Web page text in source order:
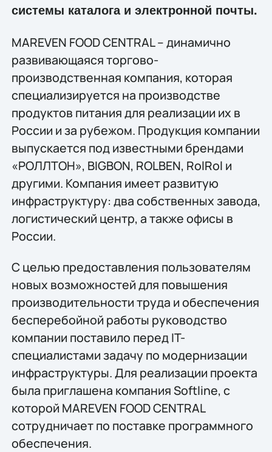
системы каталога и электронной почты.
MAREVEN FOOD CENTRAL – динамично
развивающаяся торгово-
производственная компания, которая
специализируется на производстве
продуктов питания для реализации их в
России и за рубежом. Продукция компании
выпускается под известными брендами
«РОЛЛТОН», BIGBON, ROLBEN, RolRol и
другими. Компания имеет развитую
инфраструктуру: два собственных завода,
логистический центр, а также офисы в
России.
С целью предоставления пользователям
новых возможностей для повышения
производительности труда и обеспечения
бесперебойной работы руководство
компании поставило перед IT-
специалистами задачу по модернизации
инфраструктуры. Для реализации проекта
была приглашена компания Softline, с
которой MAREVEN FOOD CENTRAL
сотрудничает по поставке программного
обеспечения.